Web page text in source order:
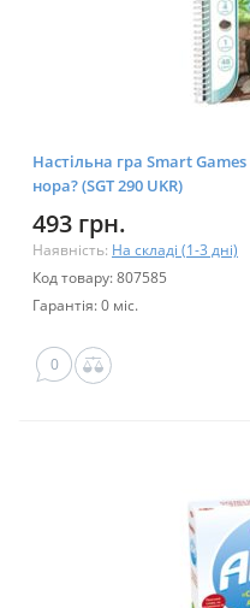
Настільна гра Smart
нора? (SGT 290 UKR)
493 грн.
Наявність: На складі (1-3 дні)
Код товару: 807585
Гарантія: 0 міс.
0